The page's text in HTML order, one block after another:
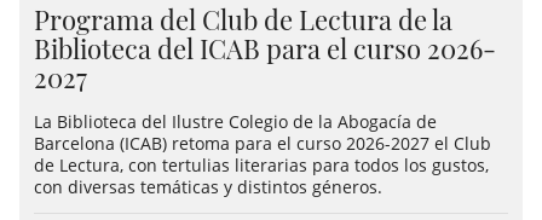
Programa del Club de Lectura de la
Biblioteca del ICAB para el curso 2026-
2027
La Biblioteca del Ilustre Colegio de la Abogacía de
Barcelona (ICAB) retoma para el curso 2026-2027 el Club
de Lectura, con tertulias literarias para todos los gustos,
con diversas temáticas y distintos géneros.